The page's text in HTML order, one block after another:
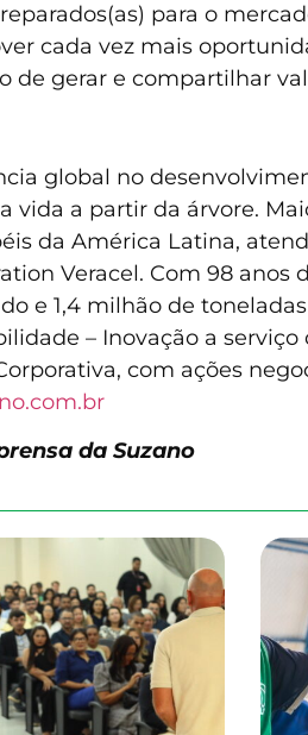
para o
cada vez mais
de gerar e compartilhar
global no
vida a partir da árvore.
da América Latina,
Veracel. Com 98
e 1,4 milhão de
– Inovação a
com ações
da Suzano